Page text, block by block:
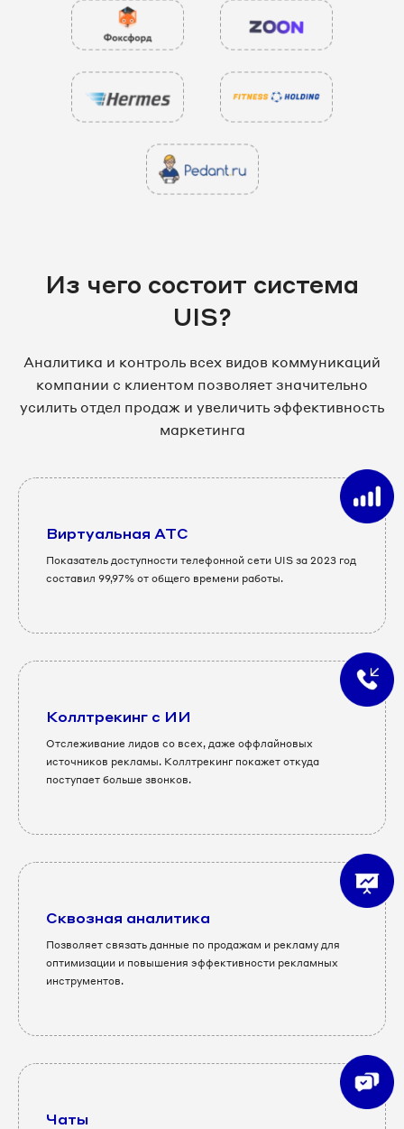
Из чего состоит система
UIS?
Аналитика и контроль всех видов коммуникаций
компании с клиентом позволяет значительно
усилить отдел продаж и увеличить эффективность
маркетинга
Виртуальная АТС
Показатель доступности телефонной сети UIS за 2023 год
составил 99,97% от общего времени работы.
Коллтрекинг с ИИ
Отслеживание лидов со всех, даже оффлайновых
источников рекламы. Коллтрекинг покажет откуда
поступает больше звонков.
Сквозная аналитика
Позволяет связать данные по продажам и рекламу для
оптимизации и повышения эффективности рекламных
инструментов.
Чаты